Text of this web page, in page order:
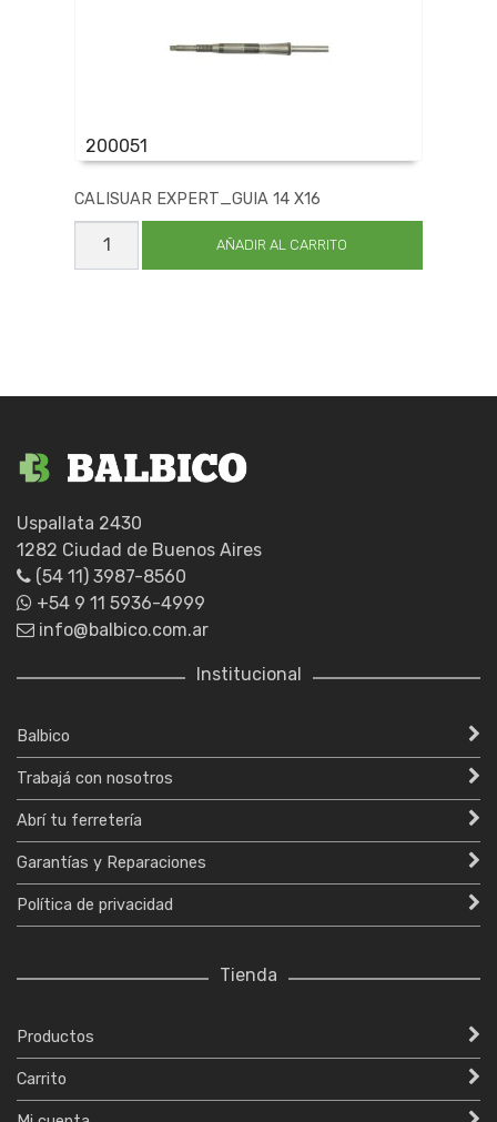
200051
CALISUAR EXPERT_GUIA 14 X16
CALISUAR
EXPERT_GUIA
14
AÑADIR AL CARRITO
Uspallata 2430
1282 Ciudad de Buenos Aires
(54 11) 3987-8560
+54 9 11 5936-4999
info@balbico.com.ar
Institucional
Balbico
Trabajá con nosotros
Abrí tu ferretería
Garantías y Reparaciones
Política de privacidad
Tienda
Productos
Carrito